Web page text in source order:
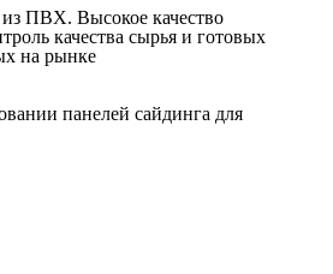
из ПВХ. Высокое качество
качества сырья и готовых
на рынке
панелей сайдинга для